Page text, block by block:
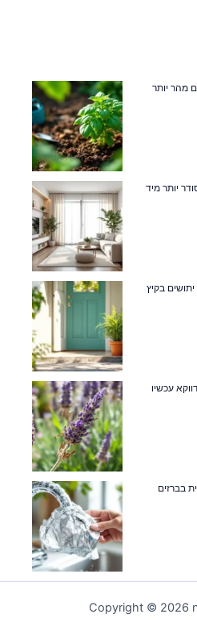
מהר יותר
יותר מיד
בקיץ
בברזים
Copyright © 2026